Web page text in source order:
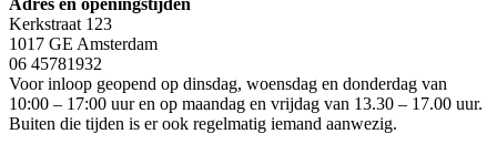
Kerkstraat 123
1017 GE Amsterdam
06 45781932
Voor inloop geopend op dinsdag, woensdag en donderdag van
10:00 – 17:00 uur en op maandag en vrijdag van 13.30 – 17.00 uur.
Buiten die tijden is er ook regelmatig iemand aanwezig.